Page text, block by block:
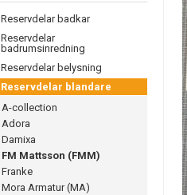
Reservdelar badkar
Reservdelar
badrumsinredning
Reservdelar belysning
Reservdelar blandare
A-collection
Adora
Damixa
FM Mattsson (FMM)
Franke
Mora Armatur (MA)